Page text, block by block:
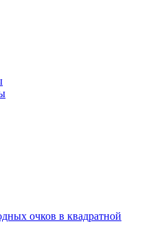
очков в квадратной